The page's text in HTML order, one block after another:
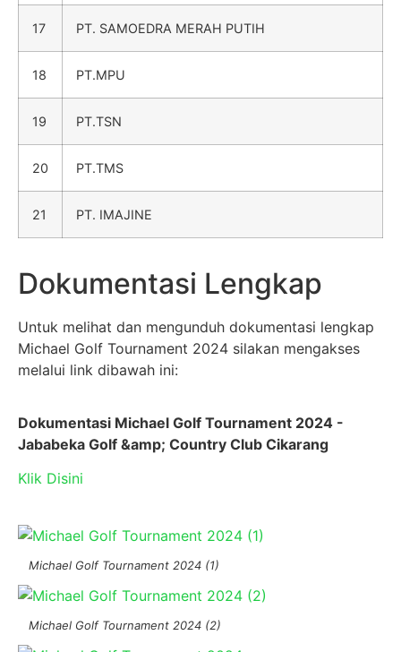
17 PT. SAMOEDRA MERAH PUTIH
18 PT.MPU
19 PT.TSN
20 PT.TMS
21 PT. IMAJINE
Dokumentasi Lengkap
Untuk melihat dan mengunduh dokumentasi lengkap
Michael Golf Tournament 2024 silakan mengakses
melalui link dibawah ini:
Dokumentasi Michael Golf Tournament 2024 -
Jababeka Golf &amp; Country Club Cikarang
Klik Disini
Michael Golf Tournament 2024 (1)
Michael Golf Tournament 2024 (2)